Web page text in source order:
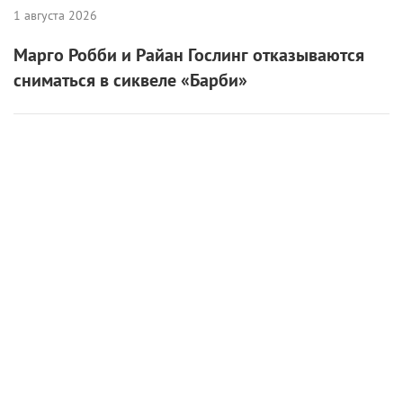
1 августа 2026
Марго Робби и Райан Гослинг отказываются
сниматься в сиквеле «Барби»